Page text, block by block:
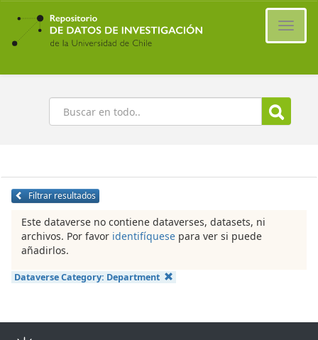
Ir
contenido
principal
Buscar
Filtrar resultados
Este dataverse no contiene dataverses, datasets, ni
archivos. Por favor identifíquese para ver si puede
añadirlos.
Dataverse Category: Department